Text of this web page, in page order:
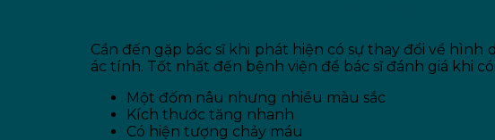
Cần đến gặp bác sĩ khi phát hiện có sự thay đổi về
ác tính. Tốt nhất đến bệnh viện để bác sĩ đánh giá khi
Một đốm nâu nhưng nhiều màu sắc
Kích thước tăng nhanh
Có hiện tượng chảy máu